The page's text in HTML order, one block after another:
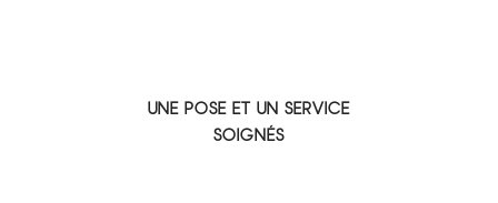
UNE POSE ET UN SERVICE
SOIGNÉS